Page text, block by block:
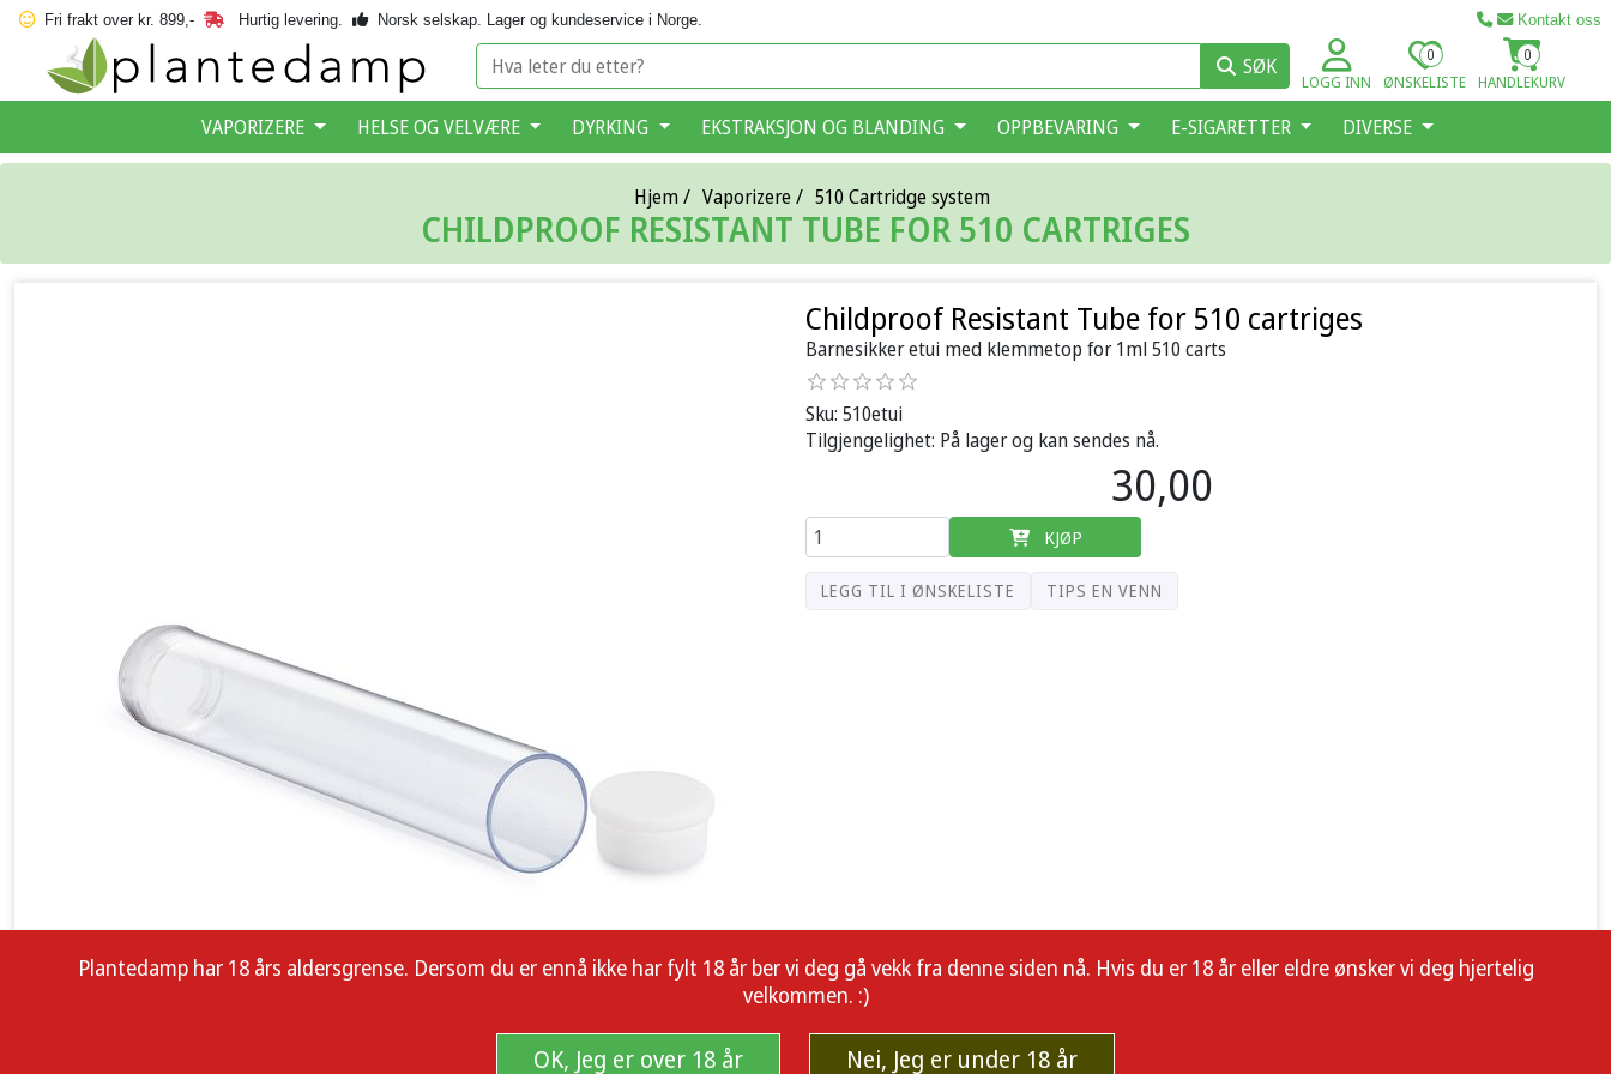
Fri frakt over kr. 899,- Hurtig levering. Norsk selskap. Lager og kundeservice i Norge. Kontakt oss
SØK
LOGG INN ØNSKELISTE
0
HANDLEKURV
0
VAPORIZERE HELSE OG VELVÆRE DYRKING EKSTRAKSJON OG BLANDING OPPBEVARING E-SIGARETTER DIVERSE
Hjem / Vaporizere / 510 Cartridge system
CHILDPROOF RESISTANT TUBE FOR 510 CARTRIGES
Childproof Resistant Tube for 510 cartriges
Barnesikker etui med klemmetop for 1ml 510 carts
Sku: 510etui
Tilgjengelighet: På lager og kan sendes nå.
30,00
KJØP
LEGG TIL I ØNSKELISTE TIPS EN VENN
Plantedamp har 18 års aldersgrense. Dersom du er ennå ikke har fylt 18 år ber vi deg gå vekk fra denne siden nå. Hvis du er 18 år eller eldre ønsker vi deg hjertelig
velkommen. :)
OK, Jeg er over 18 år Nei, Jeg er under 18 år